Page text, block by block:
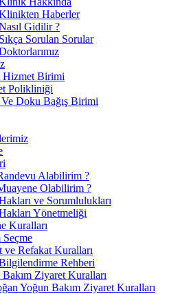
Haberler
Gidilir ?
Sıkça Sorulan Sorular
Hizmet Birimi
Polikliniği
Doku Bağış Birimi
Alabilirim ?
Olabilirim ?
ve Sorumlulukları
Yönetmeliği
Kuralları
ve Refakat Kuralları
Rehberi
Ziyaret Kuralları
Yoğun Bakım Ziyaret Kuralları